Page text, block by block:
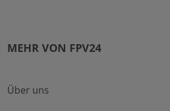
MEHR VON FPV24
Über uns